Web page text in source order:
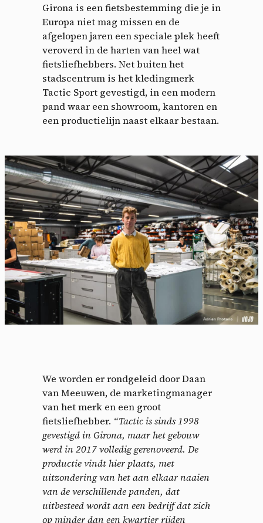
Girona is een fietsbestemming die je in
Europa niet mag missen en de
afgelopen jaren een speciale plek heeft
veroverd in de harten van heel wat
fietsliefhebbers. Net buiten het
stadscentrum is het kledingmerk
Tactic Sport gevestigd, in een modern
pand waar een showroom, kantoren en
een productielijn naast elkaar bestaan.
We worden er rondgeleid door Daan
van Meeuwen, de marketingmanager
van het merk en een groot
fietsliefhebber. “Tactic is sinds 1998
gevestigd in Girona, maar het gebouw
werd in 2017 volledig gerenoveerd. De
productie vindt hier plaats, met
uitzondering van het aan elkaar naaien
van de verschillende panden, dat
uitbesteed wordt aan een bedrijf dat zich
op minder dan een kwartier rijden